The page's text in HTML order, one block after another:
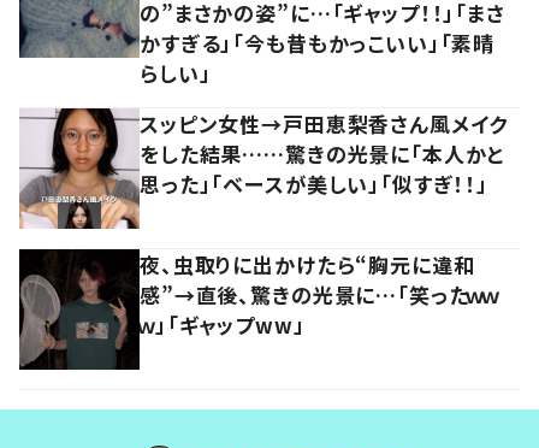
の”まさかの姿”に…「ギャップ！！」「まさ
かすぎる」「今も昔もかっこいい」「素晴
らしい」
スッピン女性→戸田恵梨香さん風メイク
をした結果……驚きの光景に「本人かと
思った」「ベースが美しい」「似すぎ！！」
夜、虫取りに出かけたら“胸元に違和
感”→直後、驚きの光景に…「笑ったｗｗ
ｗ」「ギャップww」